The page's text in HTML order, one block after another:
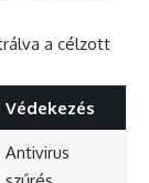
a célzott
Védekezés
Antivirus